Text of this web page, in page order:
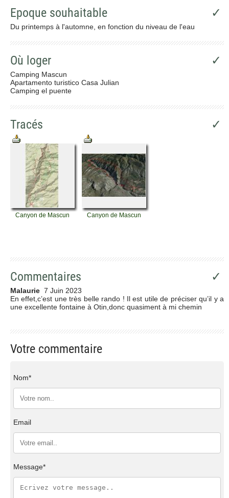
Epoque souhaitable ✓
Du printemps à l'automne, en fonction du niveau de l'eau
Où loger ✓
Camping Mascun
Apartamento turistico Casa Julian
Camping el puente
Tracés ✓
Canyon de Mascun Canyon de Mascun
Commentaires ✓
Malaurie 7 Juin 2023
En effet,c’est une très belle rando ! Il est utile de préciser qu’il y a
une excellente fontaine à Otin,donc quasiment à mi chemin
Votre commentaire
Nom*
Email
Message*